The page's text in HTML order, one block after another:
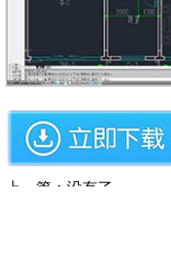
上一篇：没有了